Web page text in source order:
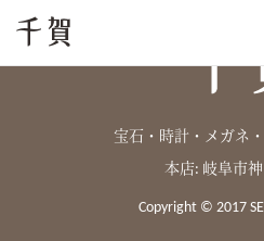
宝石・時計・メガネ
本店: 岐阜市
Copyright © 2017